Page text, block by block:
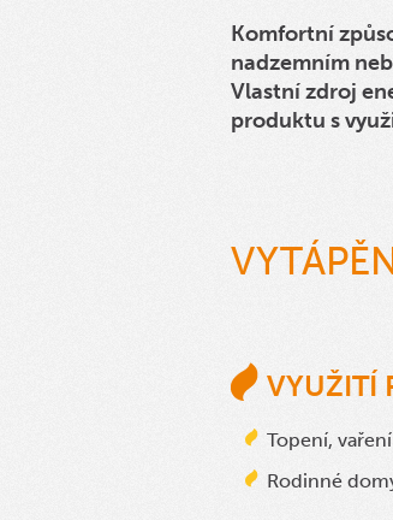
Komfortní
nadzemním
Vlastní zdroj
produktu s
VYUŽITÍ
Topení,
Rodinné